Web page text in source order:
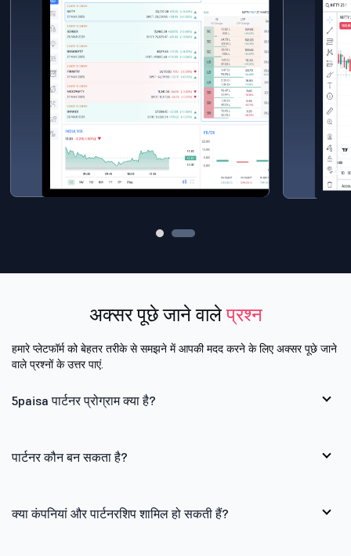
अक्सर पूछे जाने वालेप्रश्न
हमारे प्लेटफॉर्म को बेहतर तरीके से समझने में आपकी मदद करने के लिए अक्सर पूछे जाने
वाले प्रश्नों के उत्तर पाएं.
5paisa पार्टनर प्रोग्राम क्या है?
पार्टनर कौन बन सकता है?
क्या कंपनियां और पार्टनरशिप शामिल हो सकती हैं?